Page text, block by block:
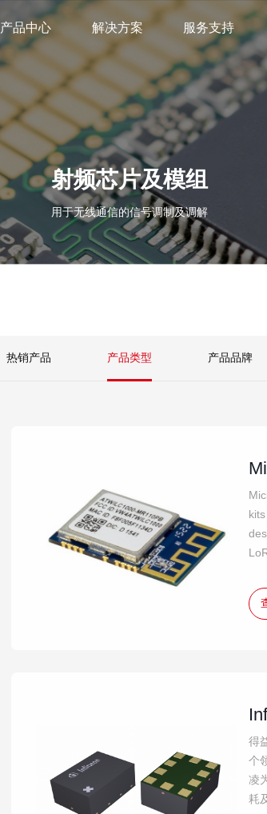
产品中心 解决方案 服务支持
射频芯片及模组
用于无线通信的信号调制及调解
热销产品 产品类型 产品品牌
得
个
凌
耗